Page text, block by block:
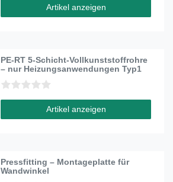
Artikel anzeigen
PE-RT 5-Schicht-Vollkunststoffrohre
– nur Heizungsanwendungen Typ1
Artikel anzeigen
Pressfitting – Montageplatte für
Wandwinkel